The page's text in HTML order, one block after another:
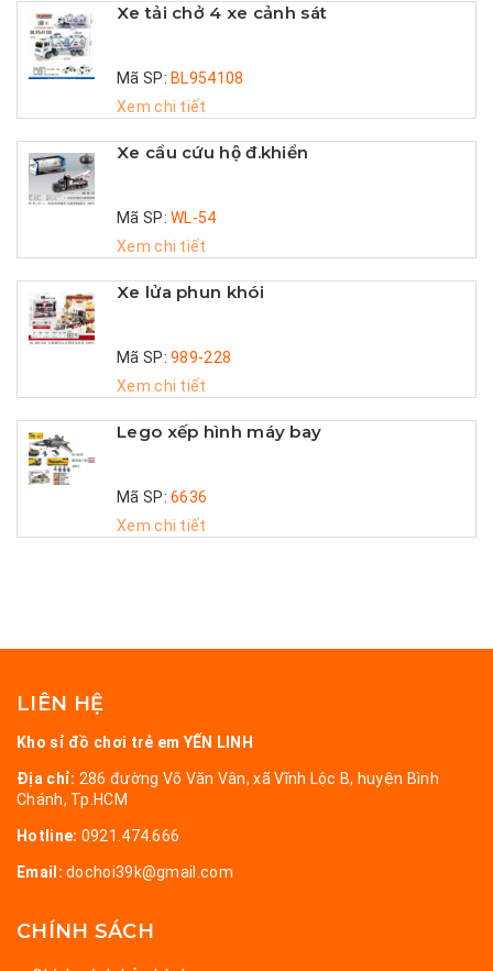
Xe tải chở 4 xe cảnh sát
Mã SP: BL954108
Xem chi tiết
Xe cẩu cứu hộ đ.khiển
Mã SP:WL-54
Xem chi tiết
Xe lửa phun khói
Mã SP:989-228
Xem chi tiết
Lego xếp hình máy bay
Mã SP:6636
Xem chi tiết
LIÊN HỆ
Kho sỉ đồ chơi trẻ em YẾN LINH
Địa chỉ: 286 đường Võ Văn Vân, xã Vĩnh Lộc B, huyện Bình
Chánh, Tp.HCM
Hotline: 0921.474.666
Email: dochoi39k@gmail.com
CHÍNH SÁCH